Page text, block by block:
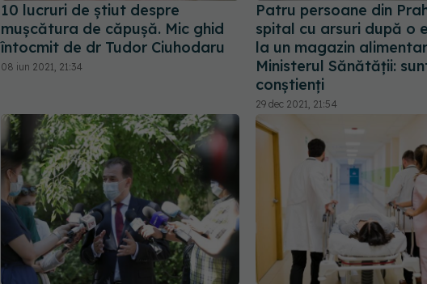
10 lucruri de știut despre
mușcătura de căpușă. Mic ghid
întocmit de dr Tudor Ciuhodaru
08 iun 2021, 21:34
Patru persoane din
spital cu arsuri după o
la un magazin
Ministerul Sănătății:
conștienți
29 dec 2021, 21:54